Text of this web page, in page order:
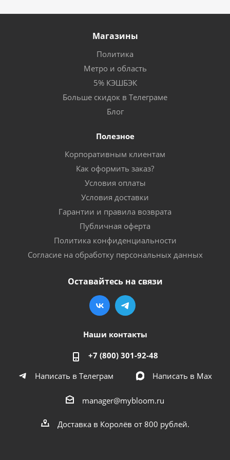
Магазины
Политика
Метро и область
5% КЭШБЭК
Больше скидок в Телеграме
Блог
Полезное
Корпоративным клиентам
Как оформить заказ?
Условия оплаты
Условия доставки
Гарантии и правила возврата
Публичная оферта
Политика конфиденциальности
Согласие на обработку персональных данных
Оставайтесь на связи
Наши контакты
+7 (800) 301-92-48
Написать в Телеграм
Написать в Мах
manager@mybloom.ru
Доставка в Королёв от 800 рублей.